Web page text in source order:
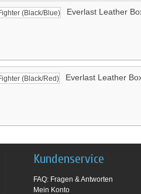
Everlast Leather
Everlast Leather
Kundenservice
FAQ: Fragen & Antworten
Mein Konto